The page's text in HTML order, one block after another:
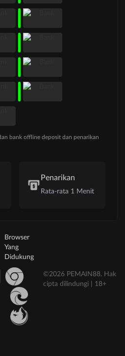
bank offline deposit dan penarikan
Penarikan
Rata-rata 1 Menit
Browser
Yang
Didukung
©2026 PEMAIN88. Hak
cipta dilindungi | 18+